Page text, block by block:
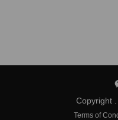
Copyright .
Terms of